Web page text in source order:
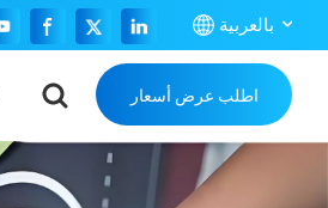
بالعربية
Français
اطلب عرض أسعار